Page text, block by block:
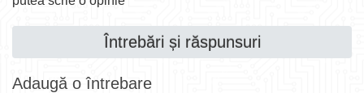
Întrebări și răspunsuri
Adaugă o întrebare